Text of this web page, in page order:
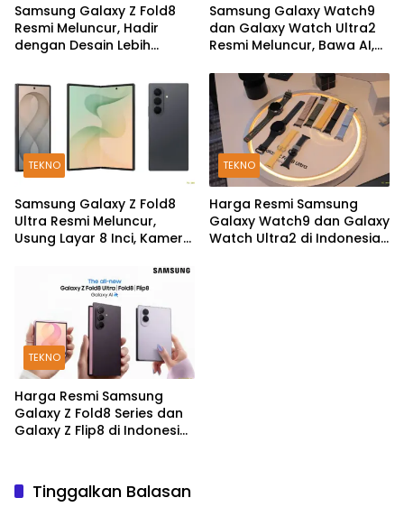
Samsung Galaxy Z Fold8
Resmi Meluncur, Hadir
dengan Desain Lebih
Samsung Galaxy Watch9
dan Galaxy Watch Ultra2
Resmi Meluncur, Bawa AI,
dan Fitur Kesehatan Baru
TEKNO
Samsung Galaxy Z Fold8
Ultra Resmi Meluncur,
Usung Layar 8 Inci, Kamera
TEKNO
Harga Resmi Samsung
Galaxy Watch9 dan Galaxy
Watch Ultra2 di Indonesia,
TEKNO
Harga Resmi Samsung
Galaxy Z Fold8 Series dan
Galaxy Z Flip8 di Indonesia,
Tinggalkan Balasan